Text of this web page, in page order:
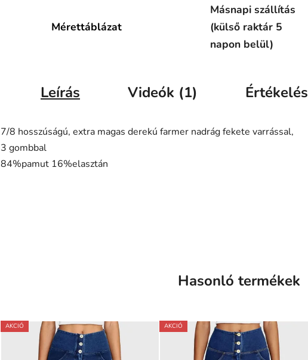
Mérettáblázat
Másnapi szállítás
(külső raktár 5
napon belül)
Leírás Videók (1) Értékelés
7/8 hosszúságú, extra magas derekú farmer nadrág fekete varrással,
3 gombbal
84%pamut 16%elasztán
Hasonló termékek
AKCIÓ AKCIÓ